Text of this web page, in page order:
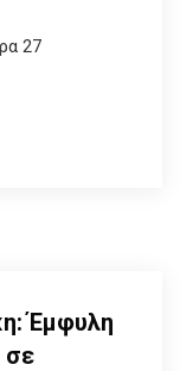
27
Έμφυλη
σε